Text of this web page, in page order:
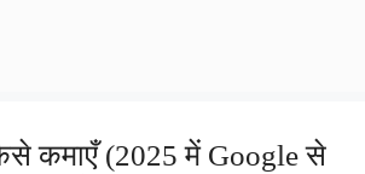
कमाएँ (2025 में Google से